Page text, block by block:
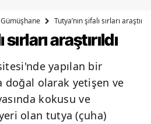
Bingöl
Bitlis
Bolu
Gümüşhane Tutya’nın şifalı sırları
araştırıldı
yapılan bir
doğal olarak yetişen ve
kokusu ve
olan tutya (çuha)